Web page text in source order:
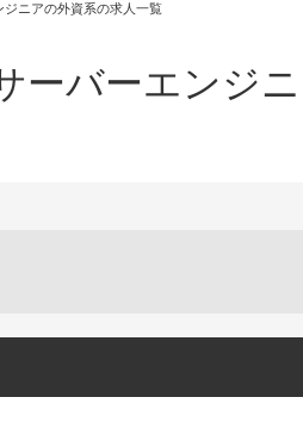
ニアの外資系の求人一覧
ーバーエンジ